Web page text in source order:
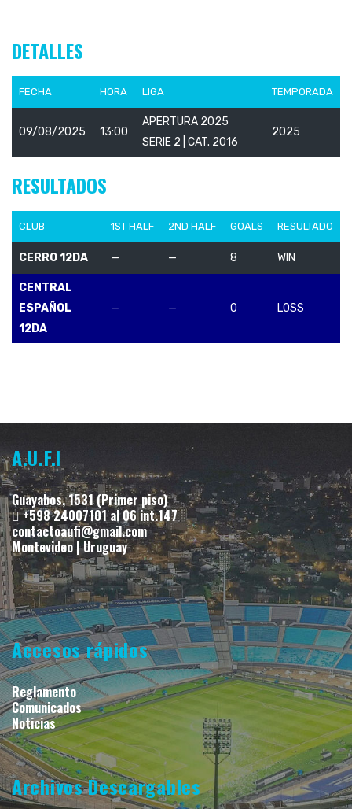
DETALLES
FECHA HORA LIGA TEMPORADA
09/08/2025 13:00
APERTURA 2025
SERIE 2 | CAT. 2016
2025
RESULTADOS
CLUB 1ST HALF 2ND HALF GOALS RESULTADO
CERRO 12DA — — 8 WIN
CENTRAL
ESPAÑOL
12DA
— — 0 LOSS
A.U.F.I
Guayabos, 1531 (Primer piso)
+598 24007101 al 06 int.147
contactoaufi@gmail.com
Montevideo | Uruguay
Accesos rápidos
Reglamento
Comunicados
Noticias
Archivos Descargables